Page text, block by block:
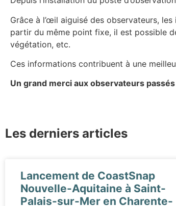
Grâce à l’œil aiguisé des observateurs,
partir du même point fixe, il est possible
végétation, etc.
Ces informations contribuent à une
Un grand merci aux observateurs
Les derniers articles
Lancement de CoastSnap
Nouvelle-Aquitaine à Saint-
Palais-sur-Mer en Charente-